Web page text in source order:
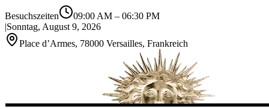
Besuchszeiten 09:00 AM – 06:30 PM
|Sonntag, August 9, 2026
Place d’Armes, 78000 Versailles, Frankreich